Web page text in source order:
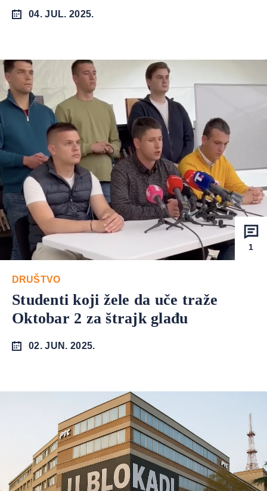
04. JUL. 2025.
1
DRUŠTVO
Studenti koji žele da uče traže
Oktobar 2 za štrajk glađu
02. JUN. 2025.